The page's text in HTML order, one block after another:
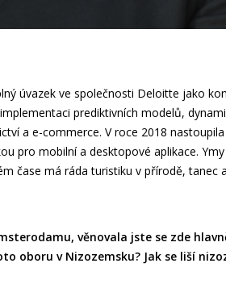
úvazek ve společnosti Deloitte jako
prediktivních modelů,
a e-commerce. V roce 2018
pro mobilní a desktopové aplikace.
čase má ráda turistiku v přírodě, tanec
věnovala jste se zde
oboru v Nizozemsku? Jak se liší